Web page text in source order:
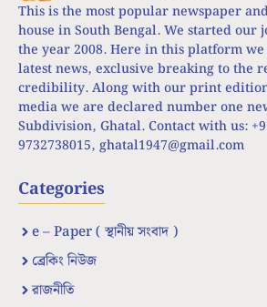
This is the most popular newspaper
house in South Bengal. We started
the year 2008. Here in this platform
latest news, exclusive breaking to the
credibility. Along with our print
media we are declared number one
Subdivision, Ghatal. Contact with us:
9732738015, ghatal1947@gmail.com
Categories
e – Paper ( স্থানীয় সংবাদ )
ব্রেকিং নিউজ
রাজনীতি